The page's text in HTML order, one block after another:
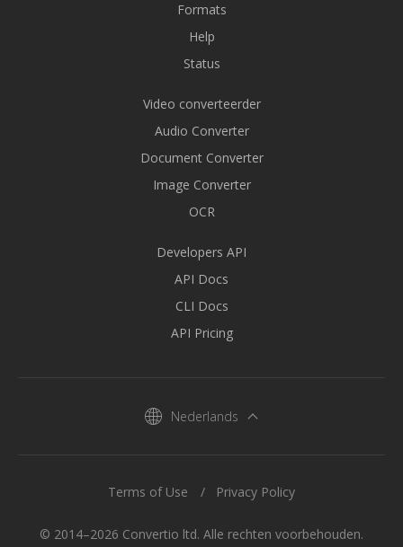
Formats
Help
Status
Video converteerder
Audio Converter
Document Converter
Image Converter
OCR
Developers API
API Docs
CLI Docs
API Pricing
Nederlands
© 2014–2026 Convertio ltd. Alle rechten voorbehouden.
Terms of Use Privacy Policy